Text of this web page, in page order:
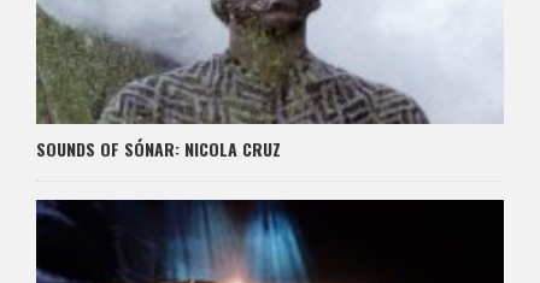
SOUNDS OF SÓNAR: NICOLA CRUZ